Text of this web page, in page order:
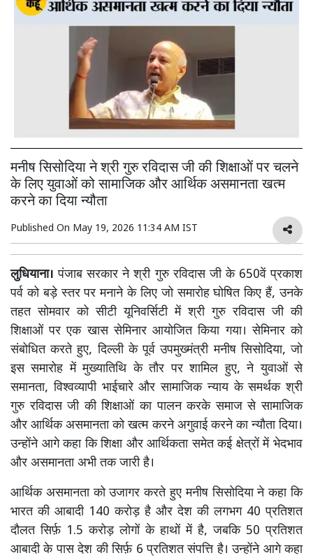
मनीष सिसोदिया ने श्री गुरु रविदास जी की शिक्षाओं पर चलने
के लिए युवाओं को सामाजिक और आर्थिक असमानता खत्म
करने का दिया न्यौता
Published On May 19, 2026 11:34 AM IST
लुधियाना।पंजाब सरकार ने श्री गुरु रविदास जी के 650वें प्रकाश
पर्व को बड़े स्तर पर मनाने के लिए जो समारोह घोषित किए हैं, उनके
तहत सोमवार को सीटी यूनिवर्सिटी में श्री गुरु रविदास जी की
शिक्षाओं पर एक खास सेमिनार आयोजित किया गया। सेमिनार को
संबोधित करते हुए, दिल्ली के पूर्व उपमुख्मंत्री मनीष सिसोदिया, जो
इस समारोह में मुख्यातिथि के तौर पर शामिल हुए, ने युवाओं से
समानता, विश्वव्यापी भाईचारे और सामाजिक न्याय के समर्थक श्री
गुरु रविदास जी की शिक्षाओं का पालन करके समाज से सामाजिक
और आर्थिक असमानता को खत्म करने अगुवाई करने का न्यौता दिया।
उन्होंने आगे कहा कि शिक्षा और आर्थिकता समेत कई क्षेत्रों में भेदभाव
और असमानता अभी तक जारी है।
आर्थिक असमानता को उजागर करते हुए मनीष सिसोदिया ने कहा कि
भारत की आबादी 140 करोड़ है और देश की लगभग 40 प्रतिशत
दौलत सिर्फ़ 1.5 करोड़ लोगों के हाथों में है, जबकि 50 प्रतिशत
आबादी के पास देश की सिर्फ़ 6 प्रतिशत संपत्ति है। उन्होंने आगे कहा